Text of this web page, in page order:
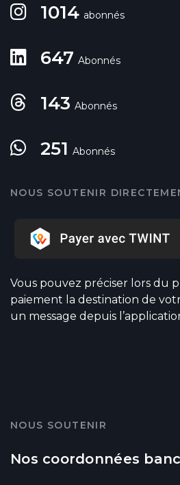
1014 abonnés
647 Abonnés
143 Abonnés
251 Abonnés
NOUS SOUTENIR
Vous pouvez préciser lors du
paiement la destination de
un message depuis
NOUS SOUTENIR
Nos coordonnées